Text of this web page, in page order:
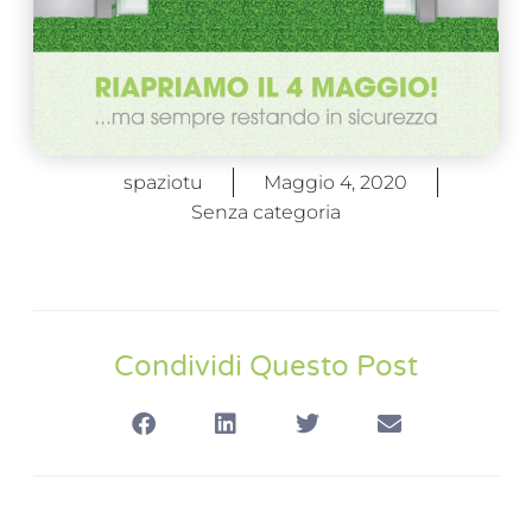
spaziotu
Maggio 4, 2020
Senza categoria
Condividi Questo Post